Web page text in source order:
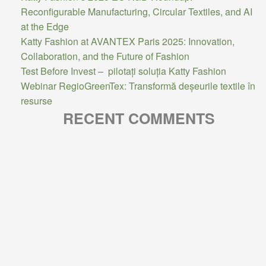
Reconfigurable Manufacturing, Circular Textiles, and AI
at the Edge
Katty Fashion at AVANTEX Paris 2025: Innovation,
Collaboration, and the Future of Fashion
Test Before Invest – pilotați soluția Katty Fashion
Webinar RegioGreenTex: Transformă deșeurile textile în
resurse
RECENT COMMENTS